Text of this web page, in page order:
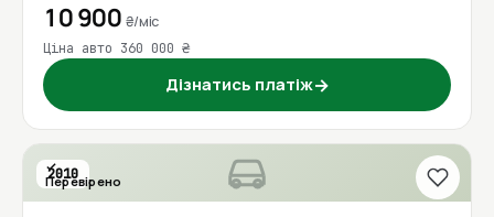
10 900 ₴/міс
Ціна авто 360 000 ₴
Дізнатись платіж→
2010
Перевірено